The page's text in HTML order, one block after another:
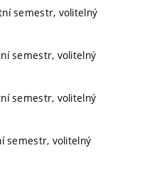
semestr, volitelný
semestr, volitelný
semestr, volitelný
semestr, volitelný